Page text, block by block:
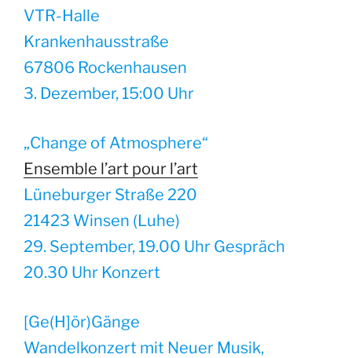
VTR-Halle
Krankenhausstraße
67806 Rockenhausen
3. Dezember, 15:00 Uhr
„Change of Atmosphere“
Ensemble l’art pour l’art
Lüneburger Straße 220
21423 Winsen (Luhe)
29. September, 19.00 Uhr Gespräch
20.30 Uhr Konzert
[Ge(H]ör)Gänge
Wandelkonzert mit Neuer Musik,